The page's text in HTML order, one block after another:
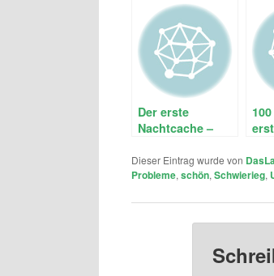
Der erste
Nachtcache –
night #1
Dieser Eintrag wurde von
Probleme, schön, Schwierieg,